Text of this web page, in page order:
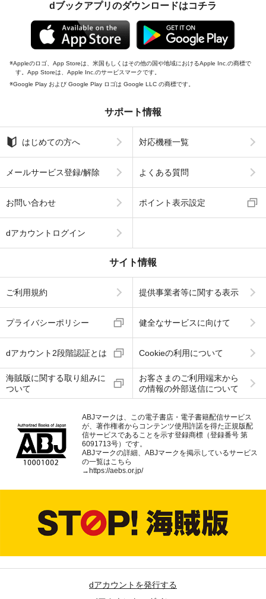
dブックアプリのダウンロードはコチラ
Appleのロゴ、App Storeは、米国もしくはその他の国や地域におけるApple Inc.の商標で
す。App Storeは、Apple Inc.のサービスマークです。
Google Play および Google Play ロゴは Google LLC の商標です。
サポート情報
はじめての方へ 対応機種一覧
メールサービス登録/解除 よくある質問
お問い合わせ ポイント表示設定
dアカウントログイン
サイト情報
ご利用規約 提供事業者等に関する表示
プライバシーポリシー 健全なサービスに向けて
dアカウント2段階認証とは Cookieの利用について
海賊版に関する取り組みに
ついて
お客さまのご利用端末から
の情報の外部送信について
ABJマークは、この電子書店・電子書籍配信サービス
が、著作権者からコンテンツ使用許諾を得た正規版配
信サービスであることを示す登録商標（登録番号 第
6091713号）です。
ABJマークの詳細、ABJマークを掲示しているサービス
の一覧はこちら
→ https://aebs.or.jp/
dアカウントを発行する